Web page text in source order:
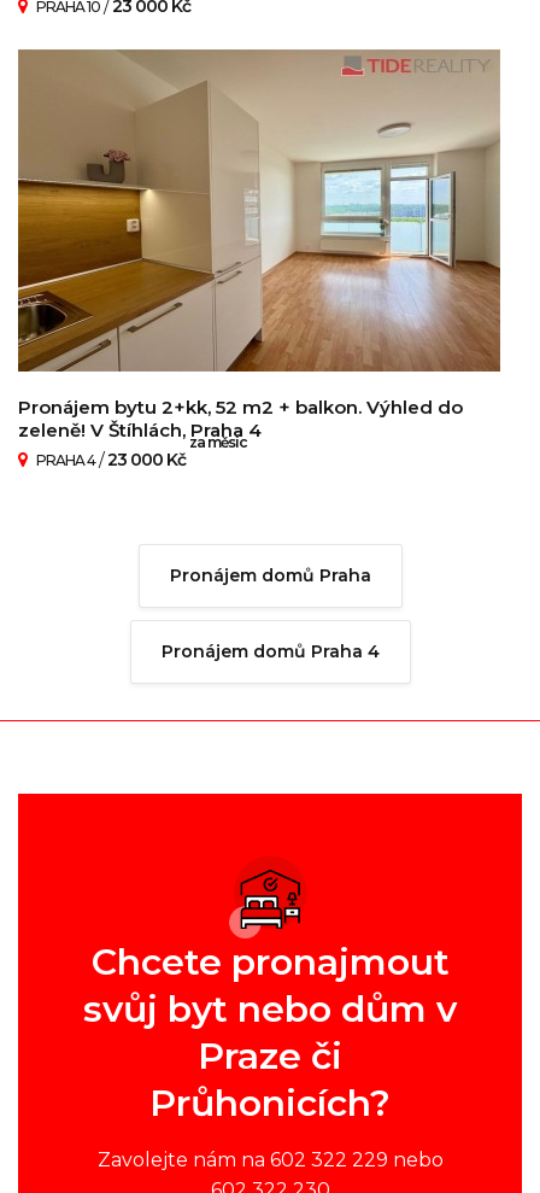
PRAHA 10 /23 000 Kč
Pronájem bytu 2+kk, 52 m2 + balkon. Výhled do
zeleně! V Štíhlách, Praha 4
PRAHA 4/23 000 Kč
za měsíc
Pronájem domů Praha
Pronájem domů Praha 4
Chcete pronajmout
svůj byt nebo dům v
Praze či
Průhonicích?
Zavolejte nám na 602 322 229 nebo